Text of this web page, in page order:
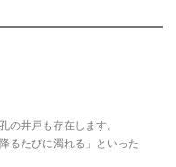
井戸も存在します。
るたびに濁れる」といった